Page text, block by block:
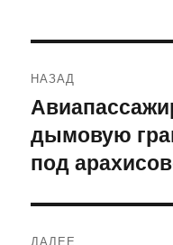
по
записям
НАЗАД
Предыдущая
запись:
дымовую
под
ДАЛЕЕ